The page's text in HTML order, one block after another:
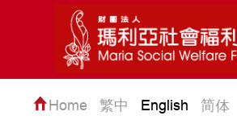
Home 繁中 English 简体